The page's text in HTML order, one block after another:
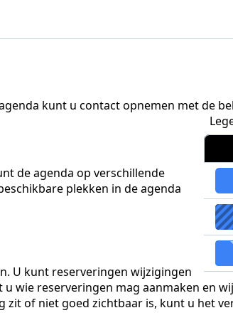
kunt u contact opnemen met de
de agenda op verschillende
plekken in de agenda
U kunt reserveringen wijzigingen
wie reserveringen mag aanmaken en
of niet goed zichtbaar is, kunt u het